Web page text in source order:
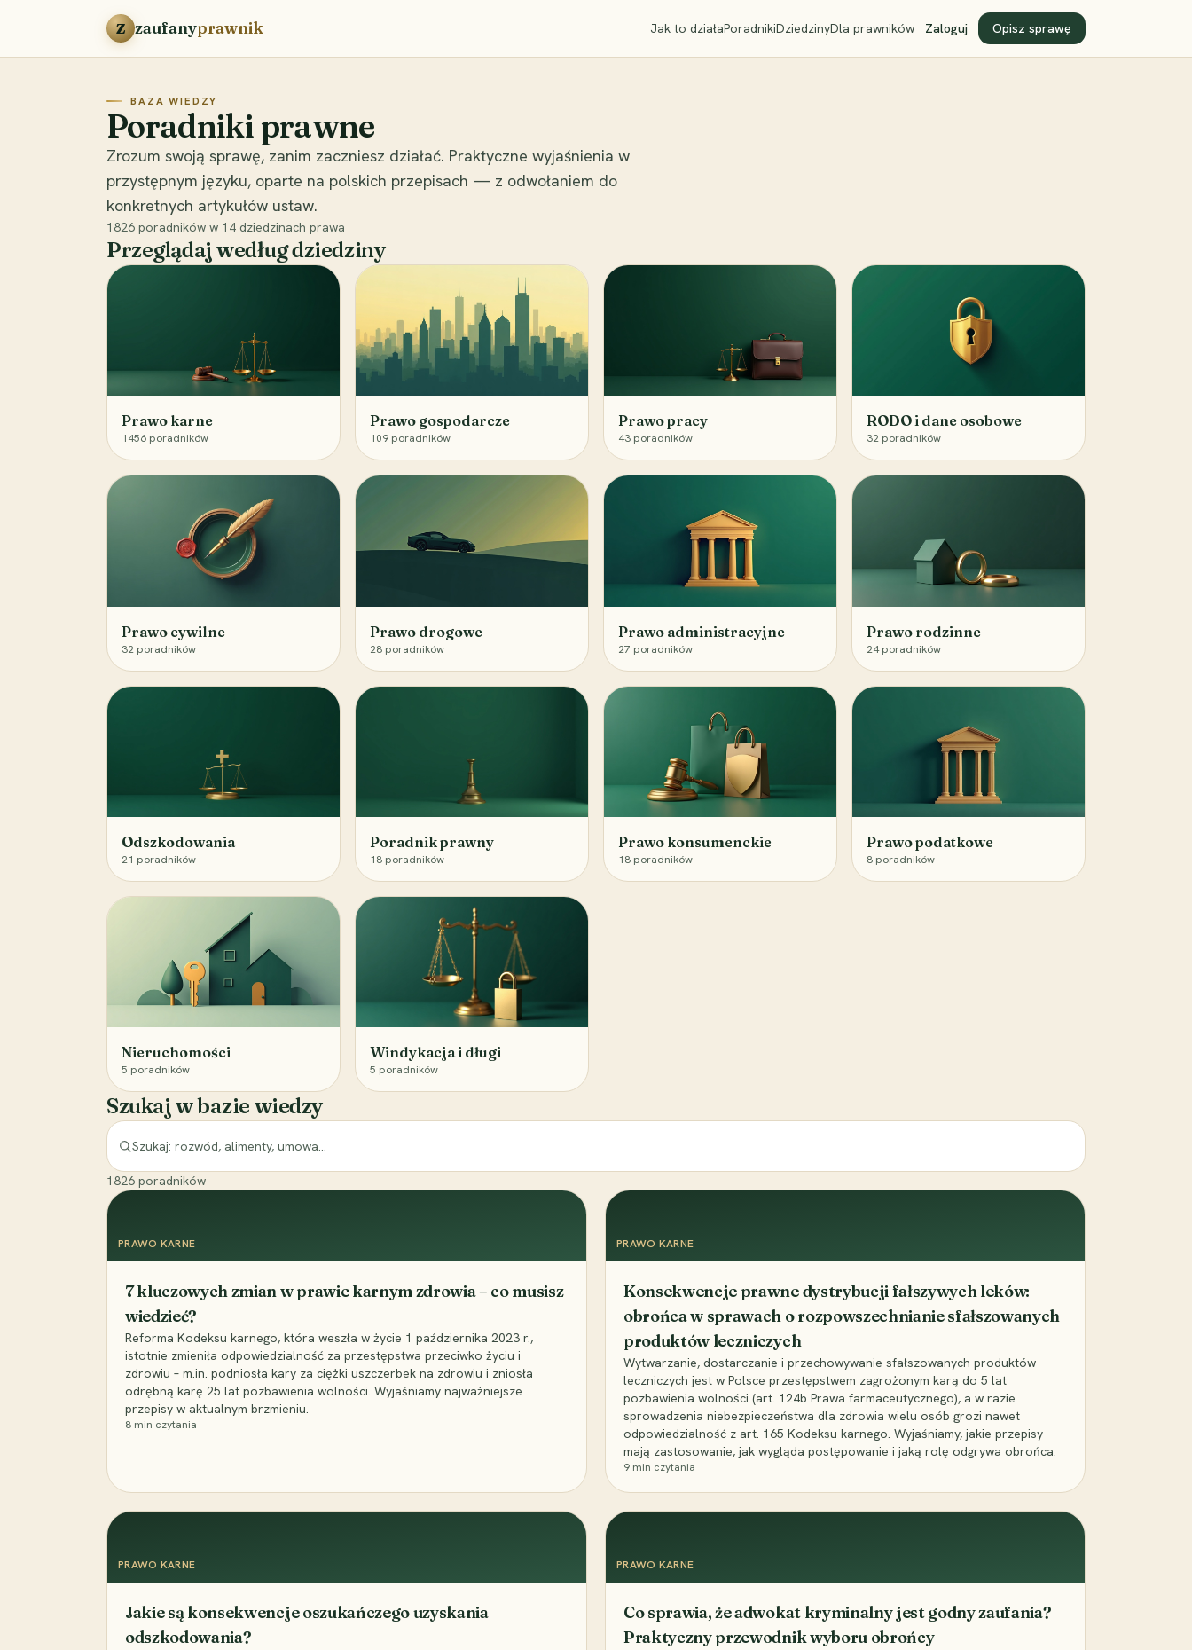
Przejdź do treści
Z zaufanyprawnik Jak to działaPoradnikiDziedzinyDla prawników Zaloguj Opisz sprawę
BAZA WIEDZY
Poradniki prawne
Zrozum swoją sprawę, zanim zaczniesz działać. Praktyczne wyjaśnienia w
przystępnym języku, oparte na polskich przepisach — z odwołaniem do
konkretnych artykułów ustaw.
1826 poradników w 14 dziedzinach prawa
Przeglądaj według dziedziny
Prawo karne
1456 poradników
Prawo gospodarcze
109 poradników
Prawo pracy
43 poradników
RODO i dane osobowe
32 poradników
Prawo cywilne
32 poradników
Prawo drogowe
28 poradników
Prawo administracyjne
27 poradników
Prawo rodzinne
24 poradników
Odszkodowania
21 poradników
Poradnik prawny
18 poradników
Prawo konsumenckie
18 poradników
Prawo podatkowe
8 poradników
Nieruchomości
5 poradników
Windykacja i długi
5 poradników
Szukaj w bazie wiedzy
1826 poradników
PRAWO KARNE
7 kluczowych zmian w prawie karnym zdrowia – co musisz
wiedzieć?
Reforma Kodeksu karnego, która weszła w życie 1 października 2023 r.,
istotnie zmieniła odpowiedzialność za przestępstwa przeciwko życiu i
zdrowiu – m.in. podniosła kary za ciężki uszczerbek na zdrowiu i zniosła
odrębną karę 25 lat pozbawienia wolności. Wyjaśniamy najważniejsze
przepisy w aktualnym brzmieniu.
8 min czytania
PRAWO KARNE
Konsekwencje prawne dystrybucji fałszywych leków:
obrońca w sprawach o rozpowszechnianie sfałszowanych
produktów leczniczych
Wytwarzanie, dostarczanie i przechowywanie sfałszowanych produktów
leczniczych jest w Polsce przestępstwem zagrożonym karą do 5 lat
pozbawienia wolności (art. 124b Prawa farmaceutycznego), a w razie
sprowadzenia niebezpieczeństwa dla zdrowia wielu osób grozi nawet
odpowiedzialność z art. 165 Kodeksu karnego. Wyjaśniamy, jakie przepisy
mają zastosowanie, jak wygląda postępowanie i jaką rolę odgrywa obrońca.
9 min czytania
PRAWO KARNE
Jakie są konsekwencje oszukańczego uzyskania
odszkodowania?
PRAWO KARNE
Co sprawia, że adwokat kryminalny jest godny zaufania?
Praktyczny przewodnik wyboru obrońcy